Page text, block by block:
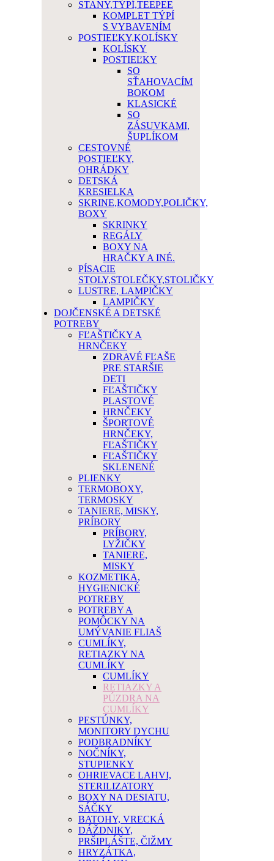
STANY,TÝPÍ,TEEPEE
KOMPLET TÝPÍ
S VYBAVENÍM
POSTIEĽKY,KOLÍSKY
KOLÍSKY
POSTIEĽKY
SO
SŤAHOVACÍM
BOKOM
KLASICKÉ
SO
ZÁSUVKAMI,
ŠUPLÍKOM
CESTOVNÉ
POSTIEĽKY,
OHRÁDKY
DETSKÁ
KRESIELKA
SKRINE,KOMODY,POLIČKY,
BOXY
SKRINKY
REGÁLY
BOXY NA
HRAČKY A INÉ.
PÍSACIE
STOLY,STOLEČKY,STOLIČKY
LUSTRE, LAMPIČKY
LAMPIČKY
DOJČENSKÉ A DETSKÉ
POTREBY
FĽAŠTIČKY A
HRNČEKY
ZDRAVÉ FĽAŠE
PRE STARŠIE
DETI
FĽAŠTIČKY
PLASTOVÉ
HRNČEKY
ŠPORTOVÉ
HRNČEKY,
FĽAŠTIČKY
FĽAŠTIČKY
SKLENENÉ
PLIENKY
TERMOBOXY,
TERMOSKY
TANIERE, MISKY,
PRÍBORY
PRÍBORY,
LYŽIČKY
TANIERE,
MISKY
KOZMETIKA,
HYGIENICKÉ
POTREBY
POTREBY A
POMÔCKY NA
UMÝVANIE FLIAŠ
CUMLÍKY,
RETIAZKY NA
CUMLÍKY
CUMLÍKY
RETIAZKY A
PÚZDRA NA
CUMLÍKY
PESTÚNKY,
MONITORY DYCHU
PODBRADNÍKY
NOČNÍKY,
STUPIENKY
OHRIEVACE LAHVI,
STERILIZATORY
BOXY NA DESIATU,
SÁČKY
BATOHY, VRECKÁ
DÁŽDNIKY,
PRŠIPLÁŠTE, ČIŽMY
HRYZÁTKA,